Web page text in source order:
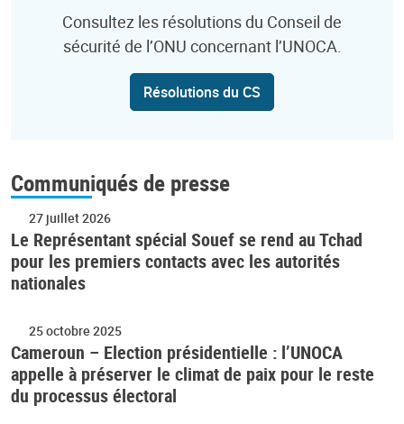
Consultez les résolutions du Conseil de
sécurité de l’ONU concernant l’UNOCA.
Résolutions du CS
Communiqués de presse
27 juillet 2026
Le Représentant spécial Souef se rend au Tchad
pour les premiers contacts avec les autorités
nationales
25 octobre 2025
Cameroun – Election présidentielle : l’UNOCA
appelle à préserver le climat de paix pour le reste
du processus électoral